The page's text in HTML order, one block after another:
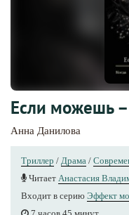
Если можешь –
Анна Данилова
Триллер / Драма /
Читает Анастасия
Входит в серию Эффект